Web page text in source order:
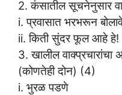
2. कंसातील सूचनेनुसार
i. प्रवासात भरभरून
ii. किती सुंदर फूल आहे हे!
3. खालील वाक्प्रचारांचा
(कोणतेही दोन) (4)
i. भुरळ पडणे